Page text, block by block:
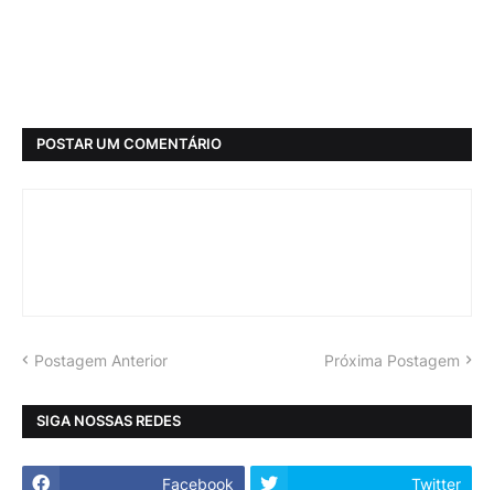
POSTAR UM COMENTÁRIO
Postagem Anterior Próxima Postagem
SIGA NOSSAS REDES
Facebook Twitter